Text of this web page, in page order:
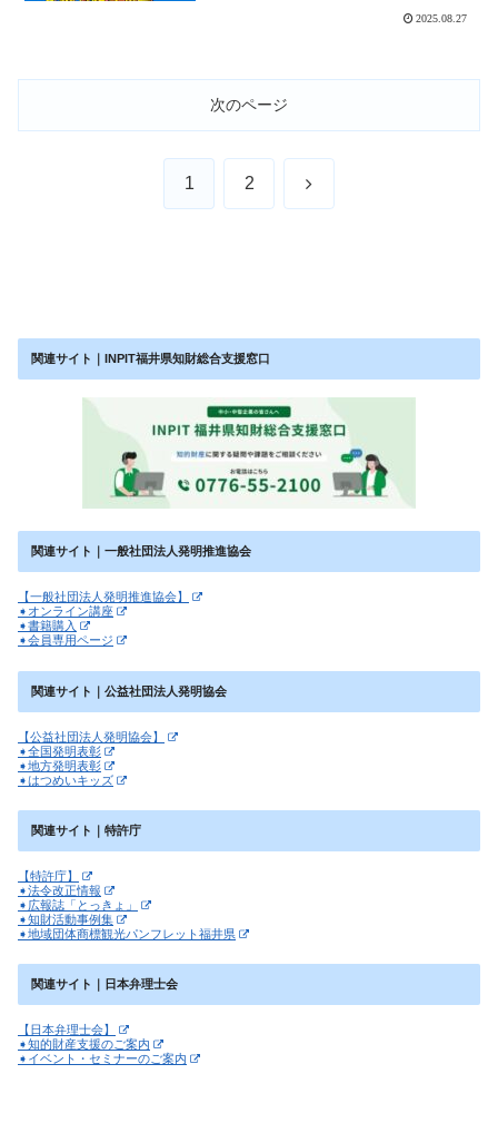
2025.08.27
次のページ
1 2 次
関連サイト｜INPIT福井県知財総合支援窓口
関連サイト｜一般社団法人発明推進協会
【一般社団法人発明推進協会】
➧オンライン講座
➧書籍購入
➧会員専用ページ
関連サイト｜公益社団法人発明協会
【公益社団法人発明協会】
➧全国発明表彰
➧地方発明表彰
➧はつめいキッズ
関連サイト｜特許庁
【特許庁】
➧法令改正情報
➧広報誌「とっきょ」
➧知財活動事例集
➧地域団体商標観光パンフレット福井県
関連サイト｜日本弁理士会
【日本弁理士会】
➧知的財産支援のご案内
➧イベント・セミナーのご案内